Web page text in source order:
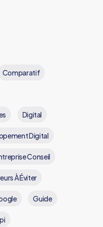
Comparatif
Digital
Digital
Conseil
À Éviter
Guide